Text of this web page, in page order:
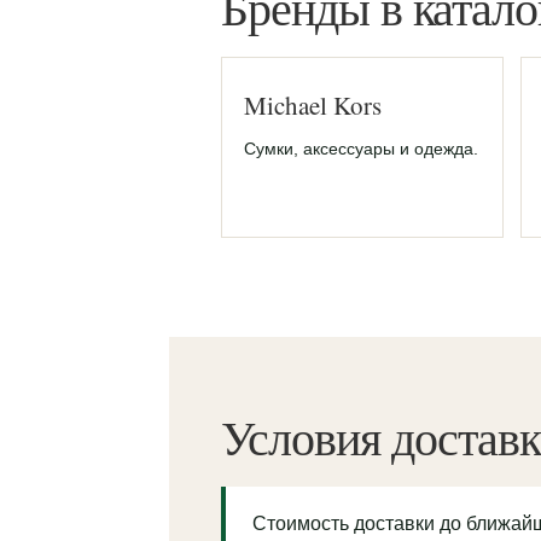
Michael Kors
Сумки, аксессуары и одежда.
Условия
Стоимость доставки до